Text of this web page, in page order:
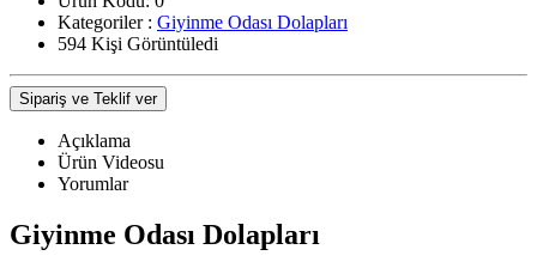
Kategoriler : Giyinme Odası Dolapları
594 Kişi Görüntüledi
Sipariş ve Teklif ver
Açıklama
Ürün Videosu
Yorumlar
Giyinme Odası Dolapları